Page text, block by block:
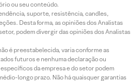
ou seu conteúdo.
suporte, resistência, candles,
Desta forma, as opiniões dos Analistas
podem divergir das opiniões dos Analistas
é preestabelecida, varia conforme as
futuros e nenhuma declaração ou
da empresa e do setor podem
longo prazo. Não há quaisquer garantias